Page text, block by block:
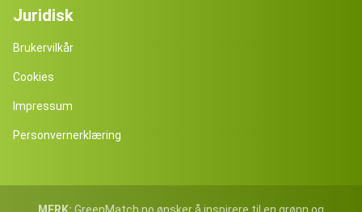
Juridisk
Brukervilkår
Cookies
Impressum
Personvernerklæring